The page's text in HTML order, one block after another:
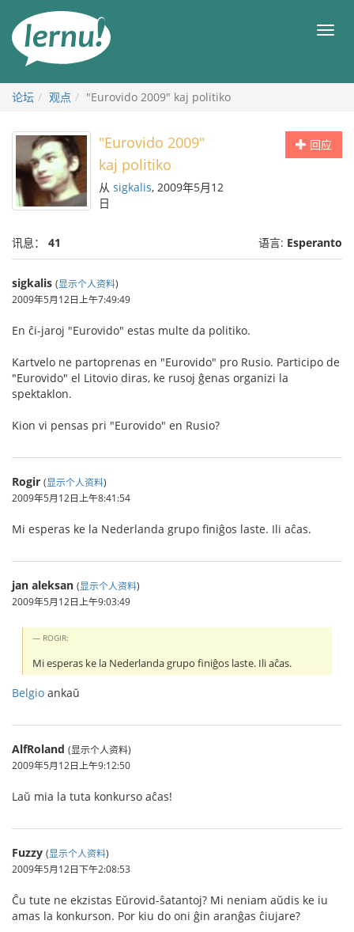
目
论坛 观点 "Eurovido 2009" kaj politiko
回应
"Eurovido 2009"
kaj politiko
从 sigkalis, 2009年5月12
日
讯息： 41 语言: Esperanto
sigkalis (显示个人资料)
2009年5月12日上午7:49:49
En ĉi-jaroj "Eurovido" estas multe da politiko.
Kartvelo ne partoprenas en "Eurovido" pro Rusio. Participo de
"Eurovido" el Litovio diras, ke rusoj ĝenas organizi la
spektaklon.
Kion vi pensas pri "Eurovido" en Rusio?
Rogir (显示个人资料)
2009年5月12日上午8:41:54
Mi esperas ke la Nederlanda grupo finiĝos laste. Ili aĉas.
jan aleksan (显示个人资料)
2009年5月12日上午9:03:49
ROGIR:
Mi esperas ke la Nederlanda grupo finiĝos laste. Ili aĉas.
Belgio ankaŭ
AlfRoland (显示个人资料)
2009年5月12日上午9:12:50
Laŭ mia la tuta konkurso aĉas!
Fuzzy (显示个人资料)
2009年5月12日下午2:08:53
Ĉu tute ne ekzistas Eŭrovid-ŝatantoj? Mi neniam aŭdis ke iu
amas la konkurson. Por kiu do oni ĝin aranĝas ĉiujare?